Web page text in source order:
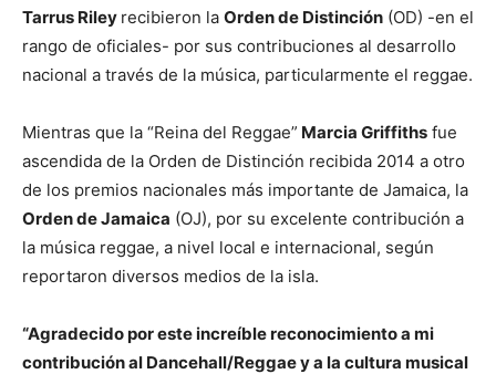
Tarrus Riley recibieron la Orden de Distinción (OD) -en el
rango de oficiales- por sus contribuciones al desarrollo
nacional a través de la música, particularmente el reggae.
Mientras que la “Reina del Reggae” Marcia Griffiths fue
ascendida de la Orden de Distinción recibida 2014 a otro
de los premios nacionales más importante de Jamaica, la
Orden de Jamaica (OJ), por su excelente contribución a
la música reggae, a nivel local e internacional, según
reportaron diversos medios de la isla.
“Agradecido por este increíble reconocimiento a mi
contribución al Dancehall/Reggae y a la cultura musical